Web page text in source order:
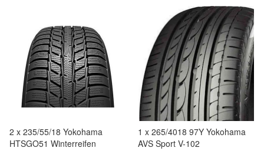
2 x 235/55/18 Yokohama
HTSGO51 Winterreifen
1 x 265/4018 97Y Yokohama
AVS Sport V-102